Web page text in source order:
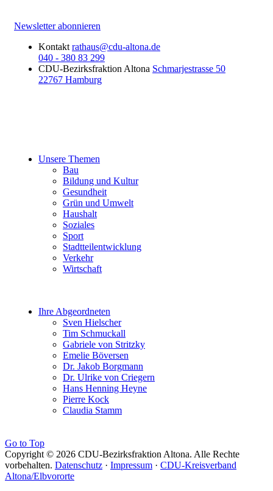
Newsletter abonnieren
Kontakt rathaus@cdu-altona.de
040 - 380 83 299
CDU-Bezirksfraktion Altona Schmarjestrasse 50
22767 Hamburg
Unsere Themen
Bau
Bildung und Kultur
Gesundheit
Grün und Umwelt
Haushalt
Soziales
Sport
Stadtteilentwicklung
Verkehr
Wirtschaft
Ihre Abgeordneten
Sven Hielscher
Tim Schmuckall
Gabriele von Stritzky
Emelie Böversen
Dr. Jakob Borgmann
Dr. Ulrike von Criegern
Hans Henning Heyne
Pierre Kock
Claudia Stamm
Go to Top
Copyright © 2026 CDU-Bezirksfraktion Altona. Alle Rechte
vorbehalten. Datenschutz · Impressum · CDU-Kreisverband
Altona/Elbvororte